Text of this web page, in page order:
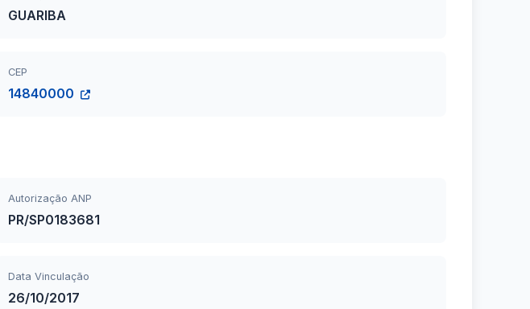
GUARIBA
CEP
14840000
Autorização ANP
PR/SP0183681
Data Vinculação
26/10/2017